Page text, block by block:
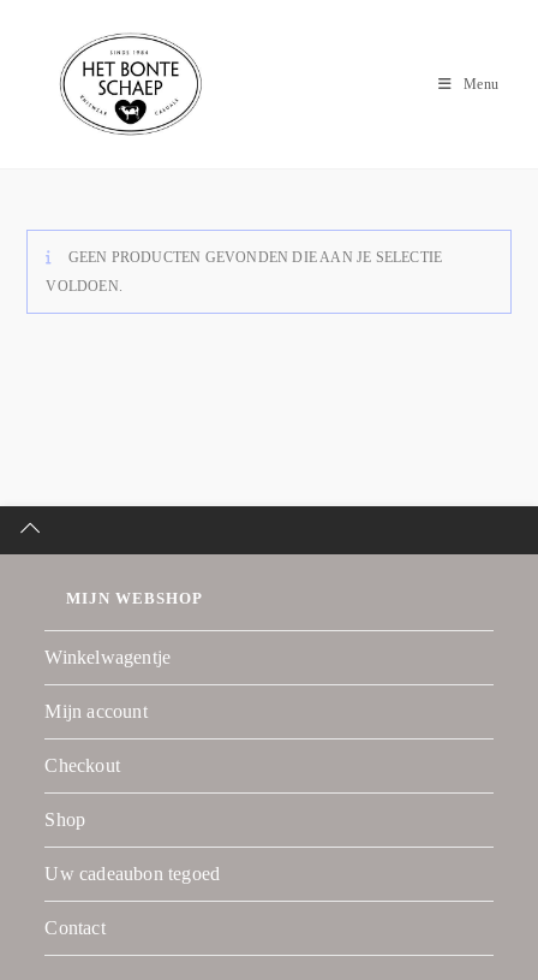
Menu
GEEN PRODUCTEN GEVONDEN DIE AAN JE SELECTIE
VOLDOEN.
MIJN WEBSHOP
Winkelwagentje
Mijn account
Checkout
Shop
Uw cadeaubon tegoed
Contact